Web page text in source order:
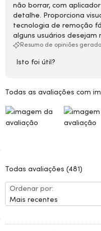
não borrar, com
detalhe. Proporciona
tecnologia de remoção
alguns usuários desejam
Resumo de opiniões
Isto foi útil?
Todas as avaliações com
Todas avaliações (481)
Ordenar por:
Mais recentes